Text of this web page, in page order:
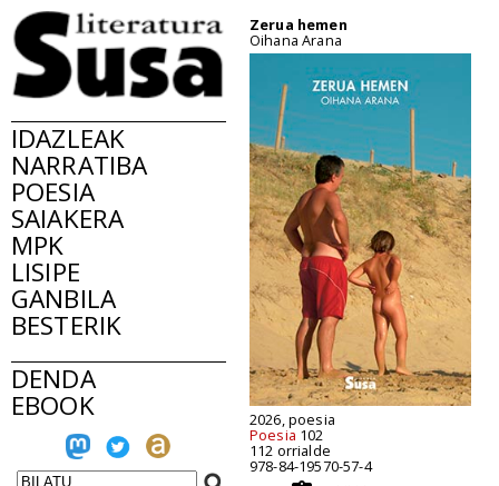
IDAZLEAK
NARRATIBA
POESIA
SAIAKERA
MPK
LISIPE
GANBILA
BESTERIK
DENDA
EBOOK
Zerua hemen
Oihana Arana
2026, poesia
Poesia 102
112 orrialde
978-84-19570-57-4